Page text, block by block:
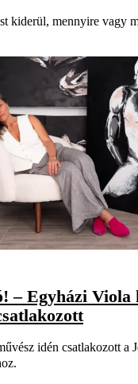
kiderül, mennyire vagy
– Egyházi Viola
idén csatlakozott a